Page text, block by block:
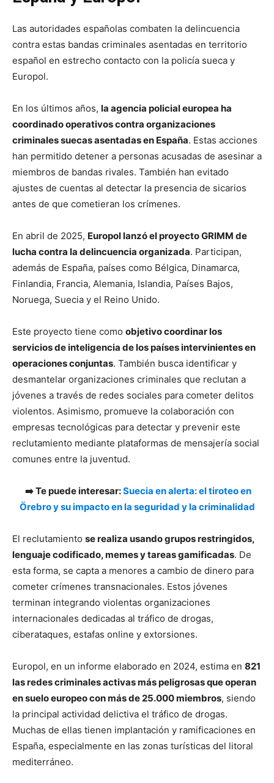
Las autoridades españolas combaten la delincuencia
contra estas bandas criminales asentadas en territorio
español en estrecho contacto con la policía sueca y
Europol.
En los últimos años, la agencia policial europea ha
coordinado operativos contra organizaciones
criminales suecas asentadas en España. Estas acciones
han permitido detener a personas acusadas de asesinar a
miembros de bandas rivales. También han evitado
ajustes de cuentas al detectar la presencia de sicarios
antes de que cometieran los crímenes.
En abril de 2025, Europol lanzó el proyecto GRIMM de
lucha contra la delincuencia organizada. Participan,
además de España, países como Bélgica, Dinamarca,
Finlandia, Francia, Alemania, Islandia, Países Bajos,
Noruega, Suecia y el Reino Unido.
Este proyecto tiene como objetivo coordinar los
servicios de inteligencia de los países intervinientes en
operaciones conjuntas. También busca identificar y
desmantelar organizaciones criminales que reclutan a
jóvenes a través de redes sociales para cometer delitos
violentos. Asimismo, promueve la colaboración con
empresas tecnológicas para detectar y prevenir este
reclutamiento mediante plataformas de mensajería social
comunes entre la juventud.
➡️ Te puede interesar:Suecia en alerta: el tiroteo en
Örebro y su impacto en la seguridad y la criminalidad
El reclutamiento se realiza usando grupos restringidos,
lenguaje codificado, memes y tareas gamificadas. De
esta forma, se capta a menores a cambio de dinero para
cometer crímenes transnacionales. Estos jóvenes
terminan integrando violentas organizaciones
internacionales dedicadas al tráfico de drogas,
ciberataques, estafas online y extorsiones.
Europol, en un informe elaborado en 2024, estima en 821
las redes criminales activas más peligrosas que operan
en suelo europeo con más de 25.000 miembros, siendo
la principal actividad delictiva el tráfico de drogas.
Muchas de ellas tienen implantación y ramificaciones en
España, especialmente en las zonas turísticas del litoral
mediterráneo.